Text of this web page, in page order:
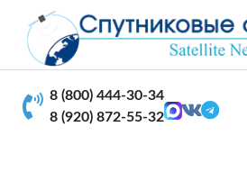
8 (800) 444-30-34
8 (920) 872-55-32